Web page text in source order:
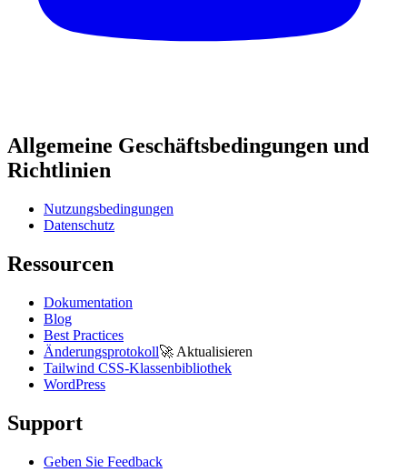
Allgemeine Geschäftsbedingungen und
Richtlinien
Nutzungsbedingungen
Datenschutz
Ressourcen
Dokumentation
Blog
Best Practices
Änderungsprotokoll🚀 Aktualisieren
Tailwind CSS-Klassenbibliothek
WordPress
Support
Geben Sie Feedback